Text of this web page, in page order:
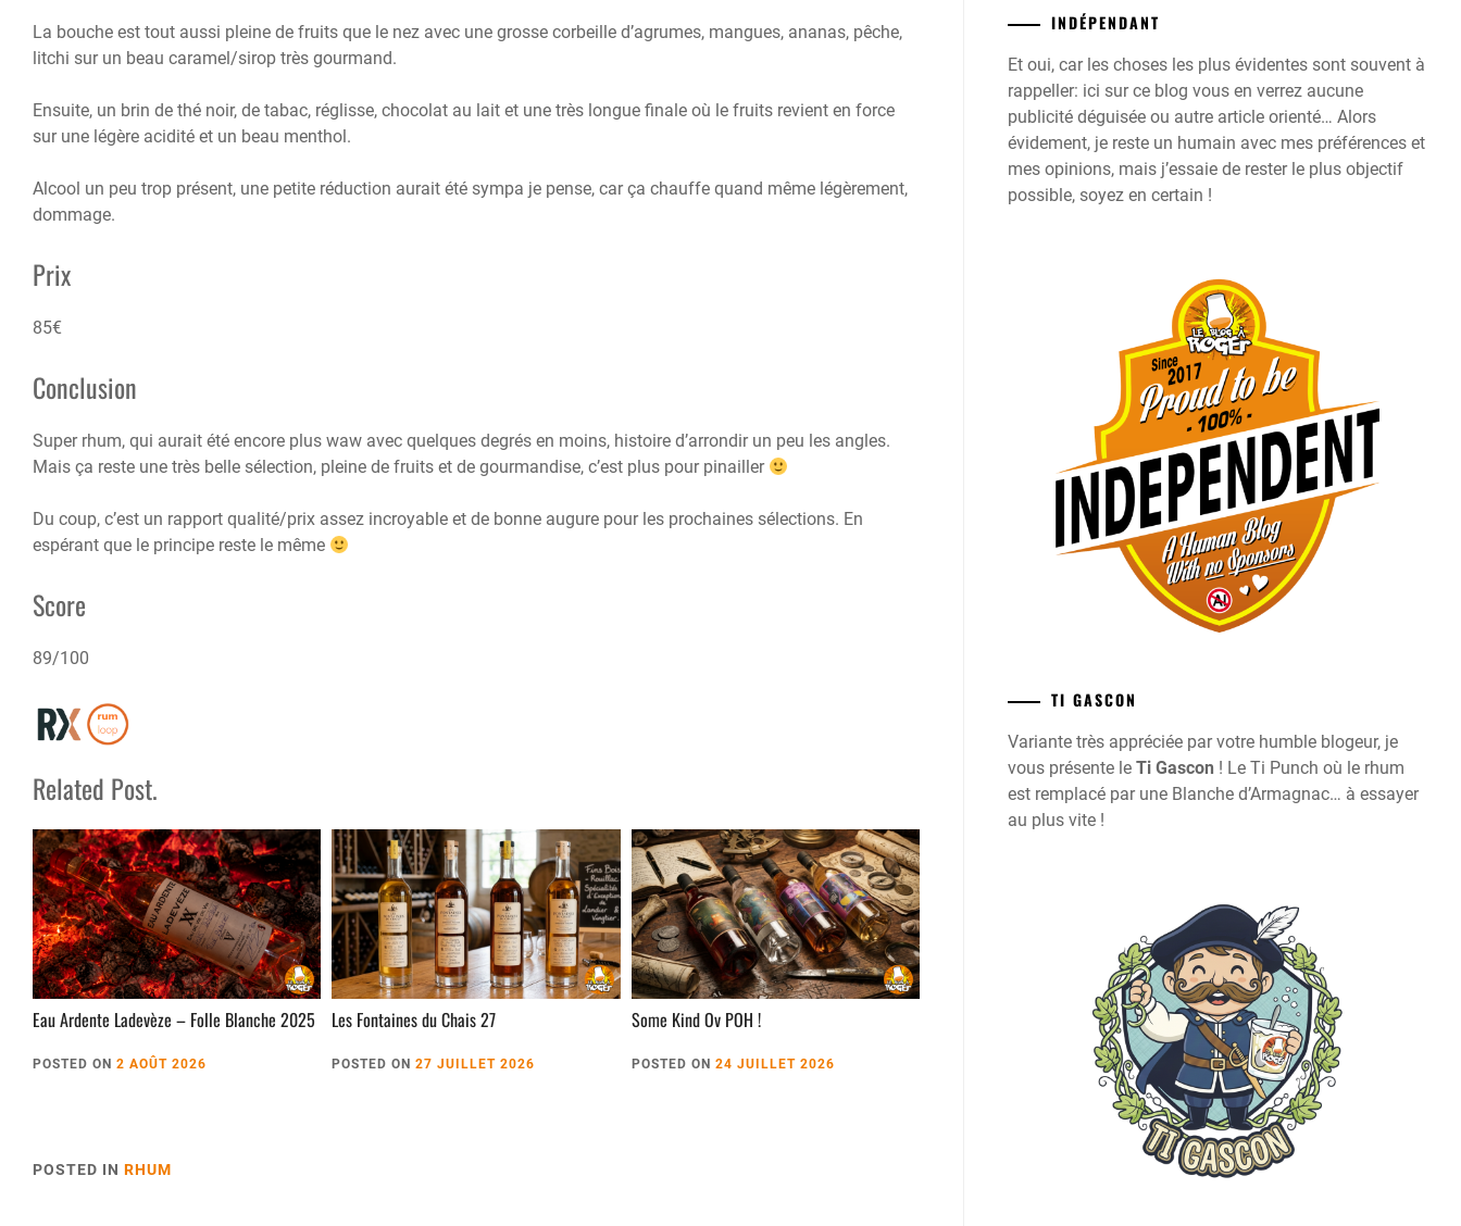
La bouche est tout aussi pleine de fruits que le nez avec une grosse corbeille d’agrumes, mangues, ananas, pêche,
litchi sur un beau caramel/sirop très gourmand.
Ensuite, un brin de thé noir, de tabac, réglisse, chocolat au lait et une très longue finale où le fruits revient en force
sur une légère acidité et un beau menthol.
Alcool un peu trop présent, une petite réduction aurait été sympa je pense, car ça chauffe quand même légèrement,
dommage.
Prix
85€
Conclusion
Super rhum, qui aurait été encore plus waw avec quelques degrés en moins, histoire d’arrondir un peu les angles.
Mais ça reste une très belle sélection, pleine de fruits et de gourmandise, c’est plus pour pinailler
Du coup, c’est un rapport qualité/prix assez incroyable et de bonne augure pour les prochaines sélections. En
espérant que le principe reste le même
Score
89/100
Related Post.
Eau Ardente Ladevèze – Folle Blanche 2025
POSTED ON 2 AOÛT 2026
Les Fontaines du Chais 27
POSTED ON27 JUILLET 2026
Some Kind Ov POH !
POSTED ON 24 JUILLET 2026
POSTED IN RHUM
INDÉPENDANT
Et oui, car les choses les plus évidentes sont souvent à
rappeller: ici sur ce blog vous en verrez aucune
publicité déguisée ou autre article orienté… Alors
évidement, je reste un humain avec mes préférences et
mes opinions, mais j’essaie de rester le plus objectif
possible, soyez en certain !
TI GASCON
Variante très appréciée par votre humble blogeur, je
vous présente le Ti Gascon ! Le Ti Punch où le rhum
est remplacé par une Blanche d’Armagnac… à essayer
au plus vite !